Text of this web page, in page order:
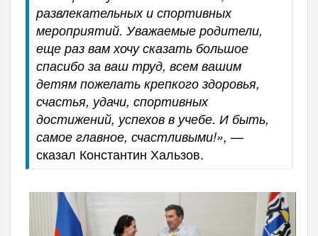
развлекательных и спортивных
мероприятий. Уважаемые родители,
еще раз вам хочу сказать большое
спасибо за ваш труд, всем вашим
детям пожелать крепкого здоровья,
счастья, удачи, спортивных
достижений, успехов в учебе. И быть,
самое главное, счастливыми!», —
сказал Константин Хальзов.